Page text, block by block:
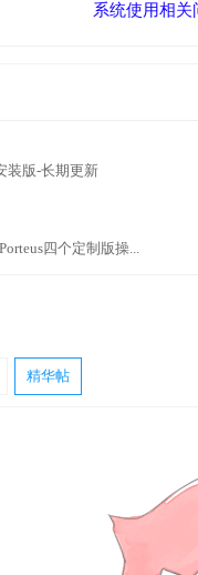
系统使用相关
装版-长期更新
四个定制版操...
精华帖